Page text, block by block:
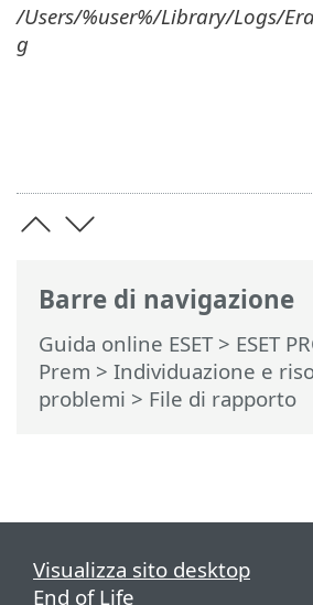
Barre di navigazione
Guida online ESET> ESET
Prem > Individuazione e
problemi > File di rapporto
/Users/%user%/Library/Logs/
g
Visualizza sito desktop
End of Life